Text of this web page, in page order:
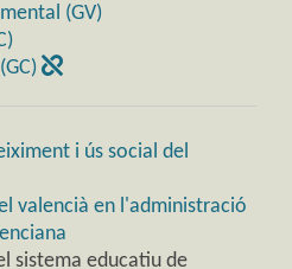
(GV)
i ús social del
valencià en l'administració
sistema educatiu de